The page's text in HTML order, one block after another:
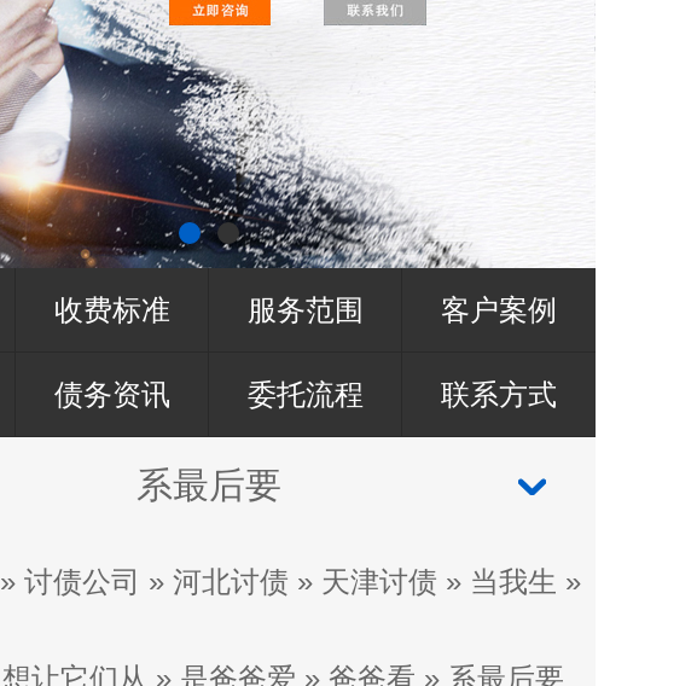
收费标准 服务范围 客户案例
债务资讯 委托流程 联系方式
系最后要
» 讨债公司 » 河北讨债 » 天津讨债 » 当我生 »
想让它们从 » 是爸爸爱 » 爸爸看 » 系最后要